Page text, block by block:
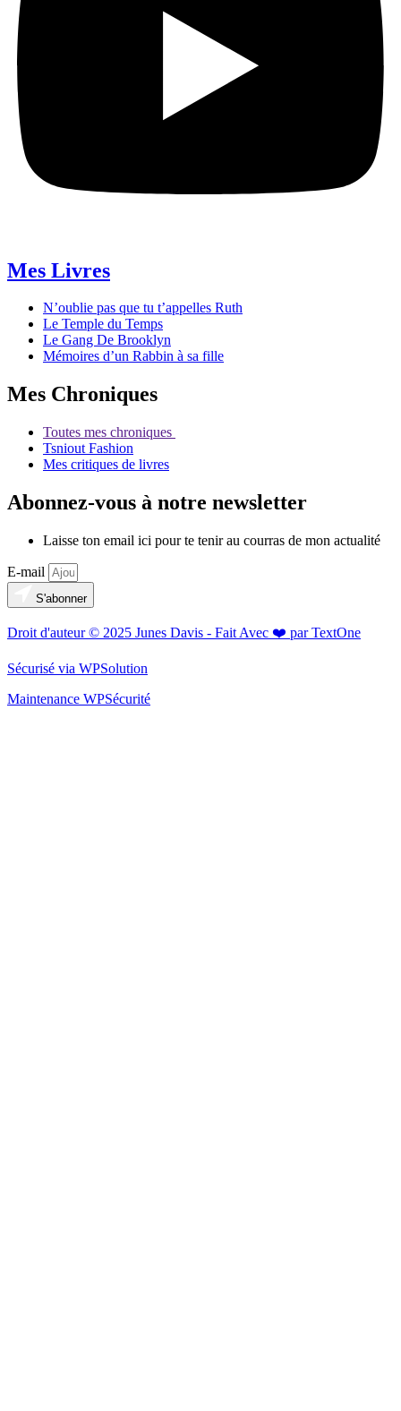
Mes Livres
N’oublie pas que tu t’appelles Ruth
Le Temple du Temps
Le Gang De Brooklyn
Mémoires d’un Rabbin à sa fille
Mes Chroniques
Toutes mes chroniques
Tsniout Fashion
Mes critiques de livres
Abonnez-vous à notre newsletter
Laisse ton email ici pour te tenir au courras de mon actualité
E-mail
S'abonner
Droit d'auteur © 2025 Junes Davis - Fait Avec ❤️ par TextOne
Sécurisé via WPSolution
Maintenance WPSécurité